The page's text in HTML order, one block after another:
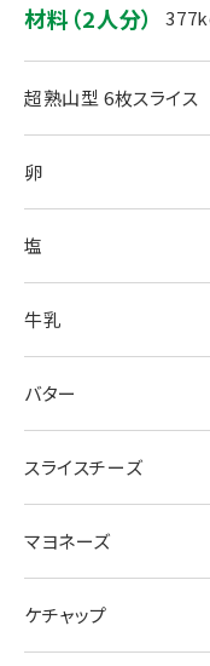
材料（2人分）
超熟山型 6枚スライス
卵
塩
牛乳
バター
スライスチーズ
マヨネーズ
ケチャップ